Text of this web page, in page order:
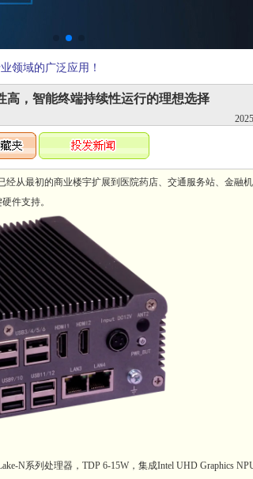
领域的广泛应用！
高，智能终端持续性运行的理想选择
最初的商业楼宇扩展到医院药店、交通服务站、金融
件支持。
N系列处理器，TDP 6-15W，集成Intel UHD Graphics